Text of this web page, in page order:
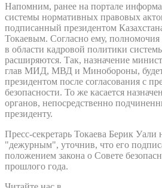
Напомним, ранее на портале
системы нормативных правовых
подписанный президентом
Токаевым. Согласно ему, полномочия
в области кадровой политики
расширяются. Так, назначение
глав МИД, МВД и Минобороны, будет
президентом после согласования с
безопасности. То же касается
органов, непосредственно
президенту.
Пресс-секретарь Токаева Берик Уали
"дежурным", уточнив, что его
положением закона о Совете
прошлого года.